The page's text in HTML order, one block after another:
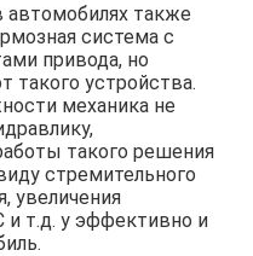
также
система с
привода, но
такого устройства.
механика не
такого решения
стремительного
увеличения
т.д. y эффективно и